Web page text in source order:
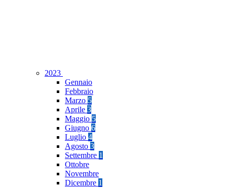
2023
Gennaio
Febbraio
Marzo 5
Aprile 3
Maggio 5
Giugno 6
Luglio 4
Agosto 3
Settembre 1
Ottobre
Novembre
Dicembre 1